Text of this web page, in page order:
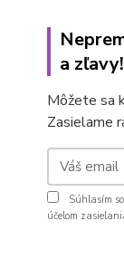
a zľavy!
Môžete sa
Zasielame
Súhlasím so
účelom